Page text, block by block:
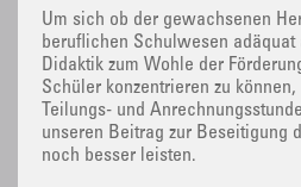
Um sich ob der gewachsenen
beruflichen Schulwesen adäquat
Didaktik zum Wohle der
Schüler konzentrieren zu
Teilungs- und
unseren Beitrag zur Beseitigung
noch besser leisten.